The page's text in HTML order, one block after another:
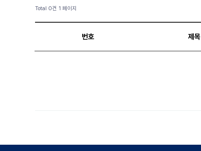
Total 0건 1 페이지
번호 제목